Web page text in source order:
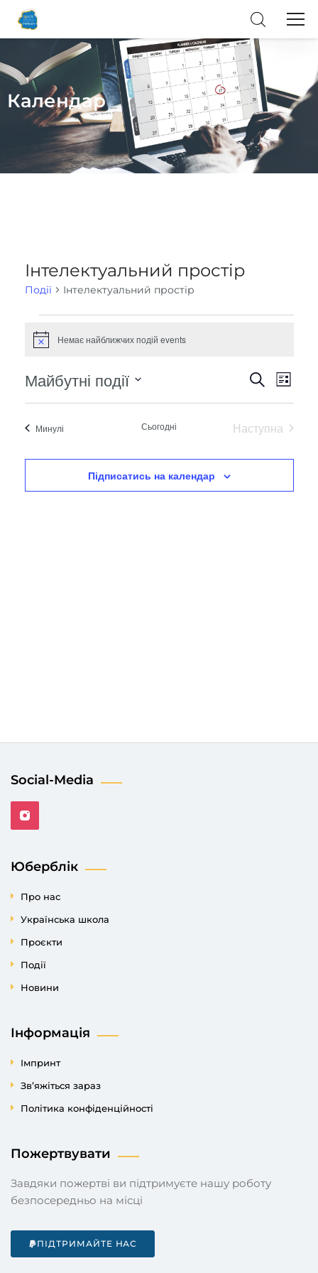
Календар
Інтелектуальний простір
Події Інтелектуальний простір
Notice Немає найближчих подій events
Події
Пошук
і
Пошук
Подія
Список
Майбутні події
Минулі Сьогодні
Наступна
Підписатись на календар
Social-Media
Юберблік
Про нас
Українська школа
Проєкти
Події
Новини
Інформація
Імпринт
Зв’яжіться зараз
Політика конфіденційності
Пожертвувати
Завдяки пожертві ви підтримуєте нашу роботу
безпосередньо на місці
ПІДТРИМАЙТЕ НАС